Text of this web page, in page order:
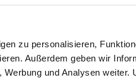
zu personalisieren,
Außerdem geben wir
und Analysen
Next